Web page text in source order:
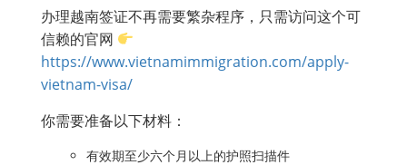
办理越南签证不再需要繁杂程序，只需访问这个可
信赖的官网
https://www.vietnamimmigration.com/apply-
vietnam-visa/
你需要准备以下材料：
有效期至少六个月以上的护照扫描件